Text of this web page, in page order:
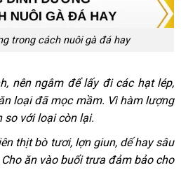
trong cách nuôi gà đá hay
nên ngâm để lấy đi các hạt lép,
loại đã mọc mầm. Vì hàm lượng
so với loại còn lại.
thịt bò tươi, lợn giun, dế hay sâu
ăn vào buổi trưa đảm bảo cho